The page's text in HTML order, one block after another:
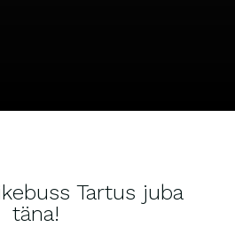
Tartus juba
täna!